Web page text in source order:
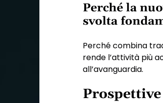
Perché la
svolta
Perché combina
rende l’attività più
all’avanguardia.